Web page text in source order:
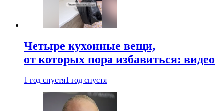
Четыре кухонные вещи,
от которых пора избавиться: видео
1 год спустя1 год спустя